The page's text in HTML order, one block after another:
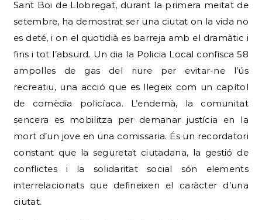
Sant Boi de Llobregat, durant la primera meitat de
setembre, ha demostrat ser una ciutat on la vida no
es deté, i on el quotidià es barreja amb el dramàtic i
fins i tot l’absurd. Un dia la Policia Local confisca 58
ampolles de gas del riure per evitar-ne l’ús
recreatiu, una acció que es llegeix com un capítol
de comèdia policíaca. L’endemà, la comunitat
sencera es mobilitza per demanar justícia en la
mort d’un jove en una comissaria. És un recordatori
constant que la seguretat ciutadana, la gestió de
conflictes i la solidaritat social són elements
interrelacionats que defineixen el caràcter d’una
ciutat.